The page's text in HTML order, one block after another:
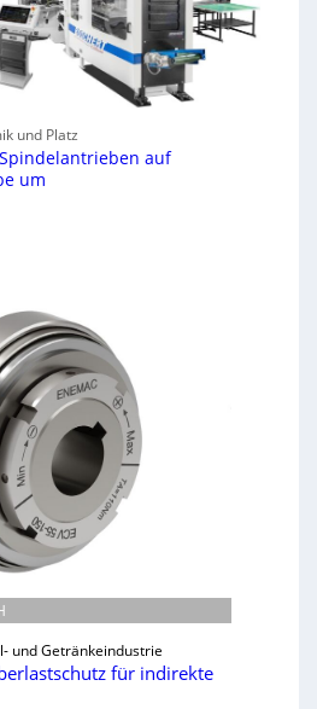
und Platz
auf
um
und Getränkeindustrie
für indirekte